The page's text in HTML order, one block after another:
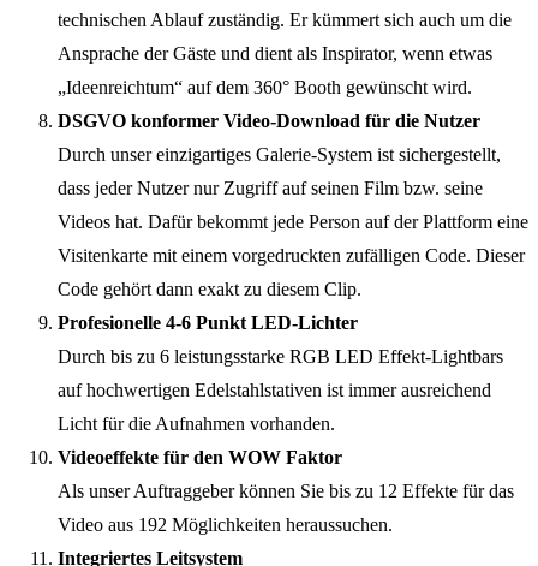
technischen Ablauf zuständig. Er kümmert sich auch um die
Ansprache der Gäste und dient als Inspirator, wenn etwas
„Ideenreichtum“ auf dem 360° Booth gewünscht wird.
DSGVO konformer Video-Download für die Nutzer
Durch unser einzigartiges Galerie-System ist sichergestellt,
dass jeder Nutzer nur Zugriff auf seinen Film bzw. seine
Videos hat. Dafür bekommt jede Person auf der Plattform eine
Visitenkarte mit einem vorgedruckten zufälligen Code. Dieser
Code gehört dann exakt zu diesem Clip.
Profesionelle 4-6 Punkt LED-Lichter
Durch bis zu 6 leistungsstarke RGB LED Effekt-Lightbars
auf hochwertigen Edelstahlstativen ist immer ausreichend
Licht für die Aufnahmen vorhanden.
Videoeffekte für den WOW Faktor
Als unser Auftraggeber können Sie bis zu 12 Effekte für das
Video aus 192 Möglichkeiten heraussuchen.
Integriertes Leitsystem